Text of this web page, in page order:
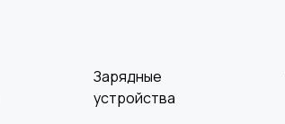
Зарядные
устройства